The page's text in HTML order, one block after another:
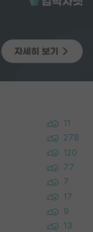
11
278
120
77
7
17
9
13